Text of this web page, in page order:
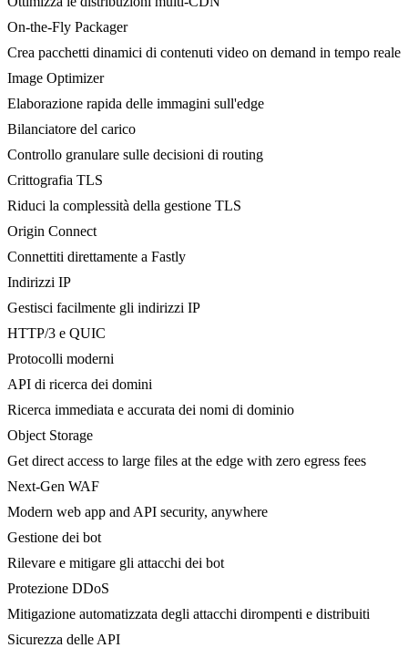
On-the-Fly Packager
Crea pacchetti dinamici di contenuti video on demand in tempo reale
Image Optimizer
Elaborazione rapida delle immagini sull'edge
Bilanciatore del carico
Controllo granulare sulle decisioni di routing
Crittografia TLS
Riduci la complessità della gestione TLS
Origin Connect
Connettiti direttamente a Fastly
Indirizzi IP
Gestisci facilmente gli indirizzi IP
HTTP/3 e QUIC
Protocolli moderni
API di ricerca dei domini
Ricerca immediata e accurata dei nomi di dominio
Object Storage
Get direct access to large files at the edge with zero egress fees
Next-Gen WAF
Modern web app and API security, anywhere
Gestione dei bot
Rilevare e mitigare gli attacchi dei bot
Protezione DDoS
Mitigazione automatizzata degli attacchi dirompenti e distribuiti
Sicurezza delle API